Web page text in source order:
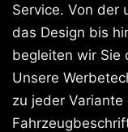
Service. Von der
das Design bis
begleiten wir Sie
Unsere
zu jeder